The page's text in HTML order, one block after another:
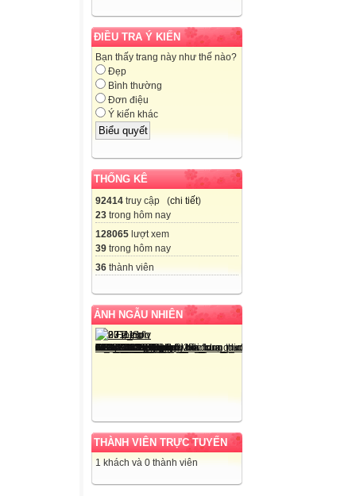
ĐIỀU TRA Ý KIẾN
Bạn thấy trang này như thế nào?
Đẹp
Bình thường
Đơn điệu
Ý kiến khác
THỐNG KÊ
92414 truy cập (chi tiết)
23 trong hôm nay
128065 lượt xem
39 trong hôm nay
36 thành viên
ẢNH NGẪU NHIÊN
THÀNH VIÊN TRỰC TUYẾN
1 khách và 0 thành viên